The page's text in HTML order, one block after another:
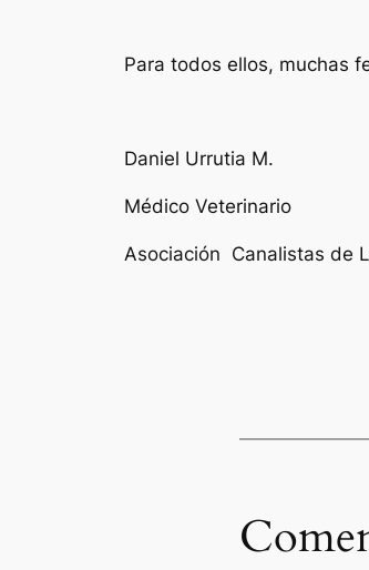
Para todos ellos, muchas
Daniel Urrutia M.
Médico Veterinario
Asociación Canalistas de